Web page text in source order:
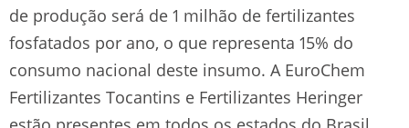
de produção será de 1 milhão de fertilizantes
fosfatados por ano, o que representa 15% do
consumo nacional deste insumo. A EuroChem
Fertilizantes Tocantins e Fertilizantes Heringer